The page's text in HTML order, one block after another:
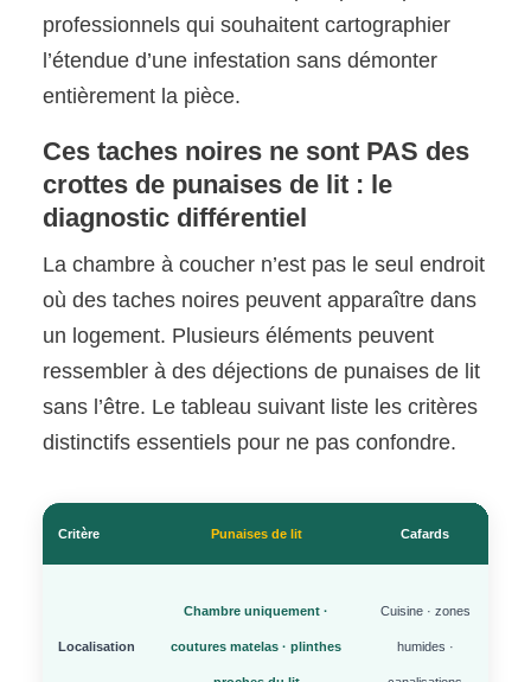
professionnels qui souhaitent cartographier
l’étendue d’une infestation sans démonter
entièrement la pièce.
Ces taches noires ne sont PAS des
crottes de punaises de lit : le
diagnostic différentiel
La chambre à coucher n’est pas le seul endroit
où des taches noires peuvent apparaître dans
un logement. Plusieurs éléments peuvent
ressembler à des déjections de punaises de lit
sans l’être. Le tableau suivant liste les critères
distinctifs essentiels pour ne pas confondre.
Critère Punaises de lit Cafards
Localisation
Chambre uniquement ·
coutures matelas · plinthes
Cuisine · zones
humides ·